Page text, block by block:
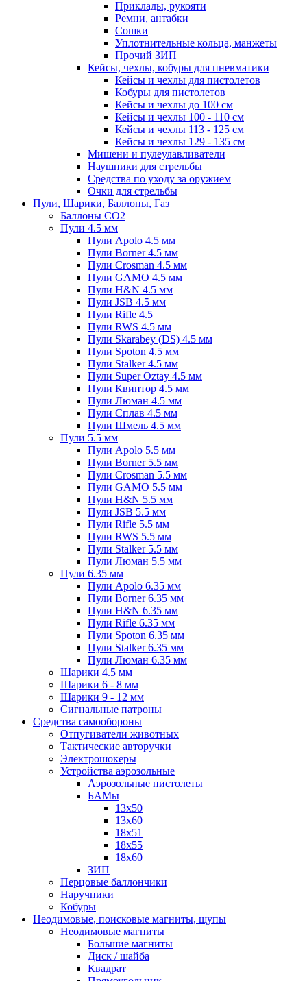
Приклады, рукояти
Ремни, антабки
Сошки
Уплотнительные кольца, манжеты
Прочий ЗИП
Кейсы, чехлы, кобуры для пневматики
Кейсы и чехлы для пистолетов
Кобуры для пистолетов
Кейсы и чехлы до 100 см
Кейсы и чехлы 100 - 110 см
Кейсы и чехлы 113 - 125 см
Кейсы и чехлы 129 - 135 см
Мишени и пулеулавливатели
Наушники для стрельбы
Средства по уходу за оружием
Очки для стрельбы
Пули, Шарики, Баллоны, Газ
Баллоны CO2
Пули 4.5 мм
Пули Apolo 4.5 мм
Пули Borner 4.5 мм
Пули Crosman 4.5 мм
Пули GAMO 4.5 мм
Пули H&N 4.5 мм
Пули JSB 4.5 мм
Пули Rifle 4.5
Пули RWS 4.5 мм
Пули Skarabey (DS) 4.5 мм
Пули Spoton 4.5 мм
Пули Stalker 4.5 мм
Пули Super Oztay 4.5 мм
Пули Квинтор 4.5 мм
Пули Люман 4.5 мм
Пули Сплав 4.5 мм
Пули Шмель 4.5 мм
Пули 5.5 мм
Пули Apolo 5.5 мм
Пули Borner 5.5 мм
Пули Crosman 5.5 мм
Пули GAMO 5.5 мм
Пули H&N 5.5 мм
Пули JSB 5.5 мм
Пули Rifle 5.5 мм
Пули RWS 5.5 мм
Пули Stalker 5.5 мм
Пули Люман 5.5 мм
Пули 6.35 мм
Пули Apolo 6.35 мм
Пули Borner 6.35 мм
Пули H&N 6.35 мм
Пули Rifle 6.35 мм
Пули Spoton 6.35 мм
Пули Stalker 6.35 мм
Пули Люман 6.35 мм
Шарики 4.5 мм
Шарики 6 - 8 мм
Шарики 9 - 12 мм
Сигнальные патроны
Средства самообороны
Отпугиватели животных
Тактические авторучки
Электрошокеры
Устройства аэрозольные
Аэрозольные пистолеты
БАМы
13х50
13х60
18х51
18х55
18х60
ЗИП
Перцовые баллончики
Наручники
Кобуры
Неодимовые, поисковые магниты, щупы
Неодимовые магниты
Большие магниты
Диск / шайба
Квадрат